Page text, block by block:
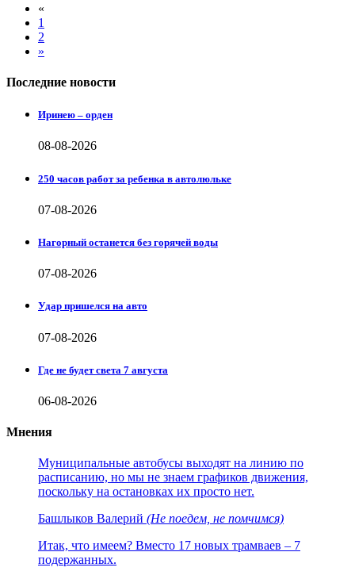
«
1
2
»
Последние новости
Иринею – орден
08-08-2026
250 часов работ за ребенка в автолюльке
07-08-2026
Нагорный останется без горячей воды
07-08-2026
Удар пришелся на авто
07-08-2026
Где не будет света 7 августа
06-08-2026
Мнения
Муниципальные автобусы выходят на линию по
расписанию, но мы не знаем графиков движения,
поскольку на остановках их просто нет.
Башлыков Валерий (Не поедем, не помчимся)
Итак, что имеем? Вместо 17 новых трамваев – 7
подержанных.